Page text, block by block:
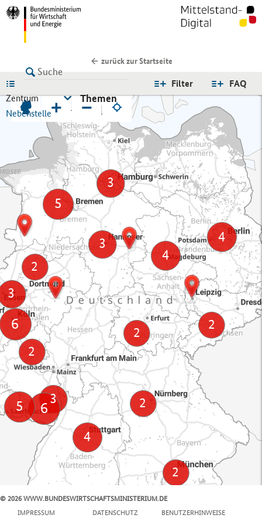
zurück zur Startseite
FAQ
Filter
Zentrum
Nebenstelle
Themen
+ −
© 2026 WWW.BUNDESWIRTSCHAFTSMINISTERIUM.DE
IMPRESSUM
DATENSCHUTZ BENUTZERHINWEISE